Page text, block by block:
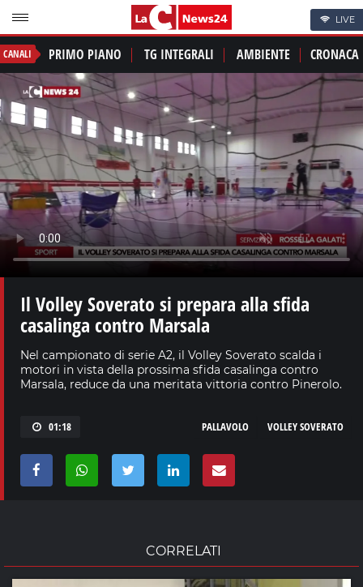
LIVE
CANALI PRIMO PIANO TG INTEGRALI AMBIENTE CRONACA
Il Volley Soverato si prepara alla sfida
casalinga contro Marsala
Nel campionato di serie A2, il Volley Soverato scalda i
motori in vista della prossima sfida casalinga contro
Marsala, reduce da una meritata vittoria contro Pinerolo.
01:18 VOLLEY SOVERATO
PALLAVOLO
CORRELATI